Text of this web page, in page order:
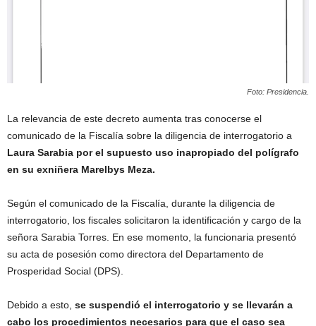
Foto: Presidencia.
La relevancia de este decreto aumenta tras conocerse el
comunicado de la Fiscalía sobre la diligencia de interrogatorio a
Laura Sarabia por el supuesto uso inapropiado del polígrafo
en su exniñera Marelbys Meza.
Según el comunicado de la Fiscalía, durante la diligencia de
interrogatorio, los fiscales solicitaron la identificación y cargo de la
señora Sarabia Torres. En ese momento, la funcionaria presentó
su acta de posesión como directora del Departamento de
Prosperidad Social (DPS).
Debido a esto, se suspendió el interrogatorio y se llevarán a
cabo los procedimientos necesarios para que el caso sea